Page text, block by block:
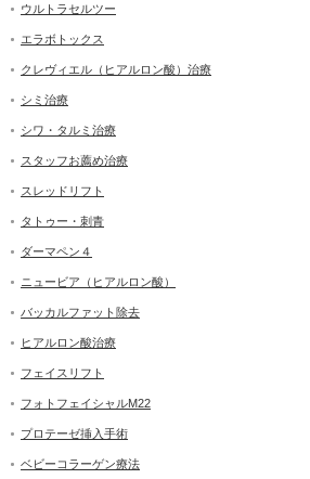
ウルトラセルツー
エラボトックス
クレヴィエル（ヒアルロン酸）治療
シミ治療
シワ・タルミ治療
スタッフお薦め治療
スレッドリフト
タトゥー・刺青
ダーマペン４
ニュービア（ヒアルロン酸）
バッカルファット除去
ヒアルロン酸治療
フェイスリフト
フォトフェイシャルM22
プロテーゼ挿入手術
ベビーコラーゲン療法